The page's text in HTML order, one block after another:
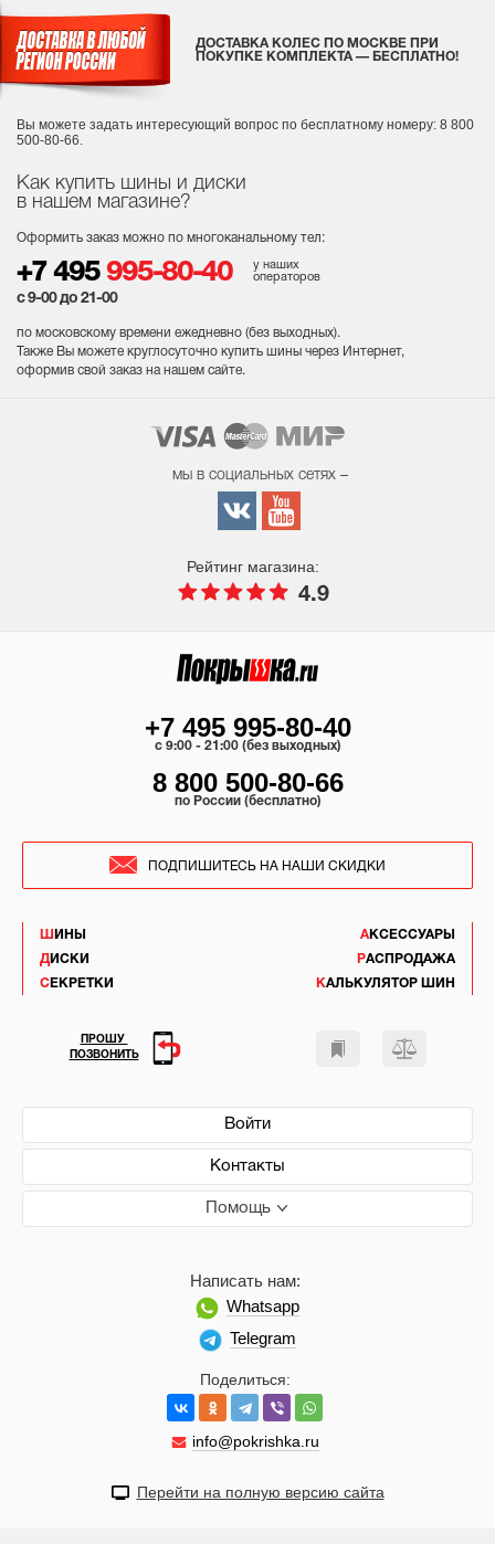
Как купить шины и диски
в нашем магазине?
Оформить заказ можно по многоканальному тел:
+7 495 995-80-40
у наших
операторов
с 9-00 до 21-00
по московскому времени ежедневно (без выходных).
Также Вы можете круглосуточно купить шины через Интернет,
оформив свой заказ на нашем сайте.
ДОСТАВКА КОЛЕС ПО МОСКВЕ ПРИ
ПОКУПКЕ КОМПЛЕКТА — БЕСПЛАТНО!
Вы можете задать интересующий вопрос по бесплатному номеру: 8 800
500-80-66.
мы в социальных сетях –
Рейтинг магазина:
4.9
ШИНЫ
ДИСКИ
СЕКРЕТКИ
АКСЕССУАРЫ
РАСПРОДАЖА
КАЛЬКУЛЯТОР ШИН
Войти
Контакты
Помощь
Поделиться:
info@pokrishka.ru
Написать нам:
Whatsapp
Telegram
+7 495 995-80-40
c 9:00 - 21:00 (без выходных)
8 800 500-80-66
по России (бесплатно)
ПОДПИШИТЕСЬ НА НАШИ СКИДКИ
ПРОШУ
ПОЗВОНИТЬ
Перейти на полную версию сайта